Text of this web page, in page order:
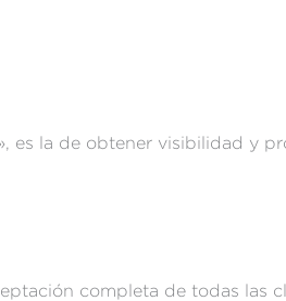
la de obtener visibilidad y
completa de todas las